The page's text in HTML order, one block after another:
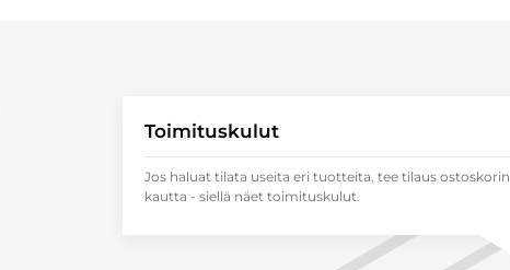
Toimituskulut
Jos haluat tilata useita eri tuotteita, tee tilaus ostoskorin
kautta - siellä näet toimituskulut.